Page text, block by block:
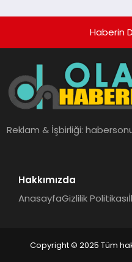
Haberin
Reklam & İşbirliği:
Hakkımızda
AnasayfaGizlilik Politikası
Copyright © 2025 Tüm